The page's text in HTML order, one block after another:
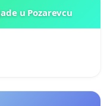
u Pozarevcu